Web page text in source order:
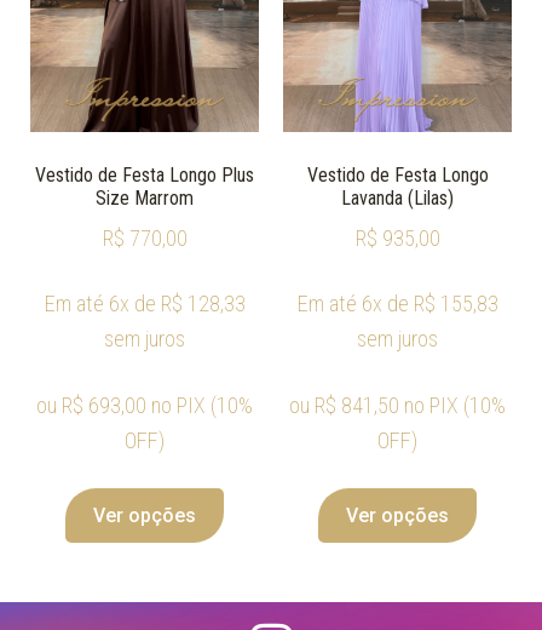
Vestido de Festa Longo Plus
Size Marrom
R$ 770,00
Em até 6x de R$ 128,33
sem juros
ou R$ 693,00 no PIX (10%
OFF)
Ver opções
Vestido de Festa Longo
Lavanda (Lilas)
R$ 935,00
Em até 6x de R$ 155,83
sem juros
ou R$ 841,50 no PIX (10%
OFF)
Ver opções